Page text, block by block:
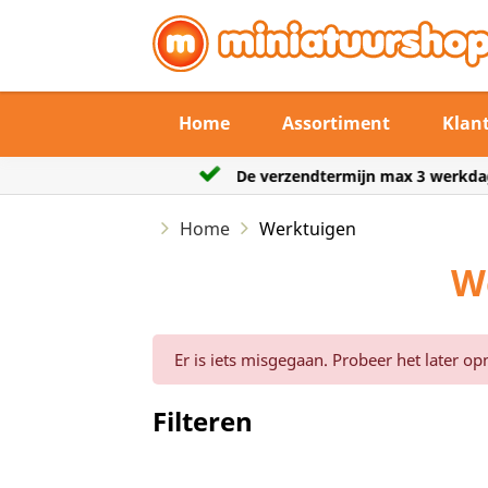
Home Assortiment
De verzendtermijn max 3
Home Werktuigen
Er is iets misgegaan. Probeer het later
Filteren